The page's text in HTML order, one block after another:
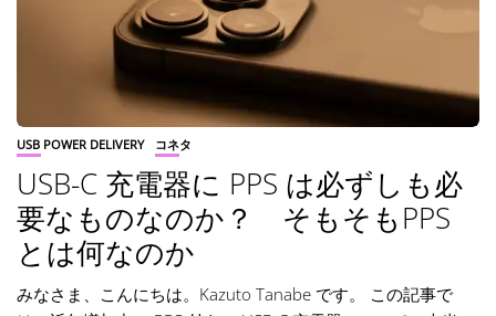
USB POWER DELIVERY コネタ
USB-C 充電器に PPS は必ずしも必
要なものなのか？ そもそもPPS
とは何なのか
みなさま、こんにちは。Kazuto Tanabe です。 この記事で